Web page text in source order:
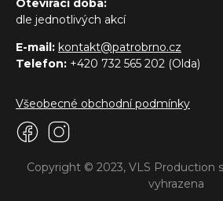
Otevírací doba:
dle jednotlivých akcí
E-mail: kontakt@patrobrno.cz
Telefon: +420 732 565 202 (Olda)
Všeobecné obchodní podmínky
Copyright © 2023, VLS Production
vyhrazena